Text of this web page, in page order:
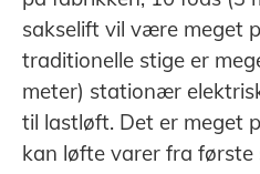
sakselift vil være meget
traditionelle stige er
meter) stationær
til lastløft. Det er meget
kan løfte varer fra første